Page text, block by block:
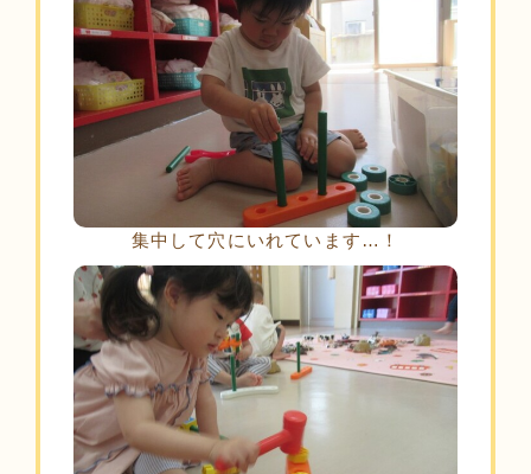
集中して穴にいれています…！